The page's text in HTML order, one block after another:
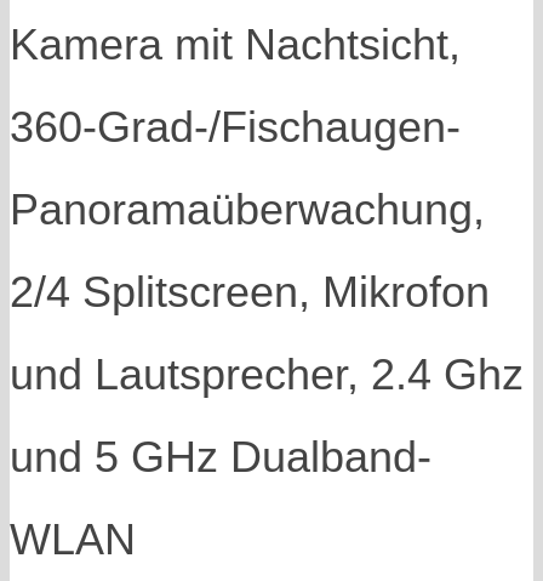
Kamera mit Nachtsicht,
360-Grad-/Fischaugen-
Panoramaüberwachung,
2/4 Splitscreen, Mikrofon
und Lautsprecher, 2.4 Ghz
und 5 GHz Dualband-
WLAN